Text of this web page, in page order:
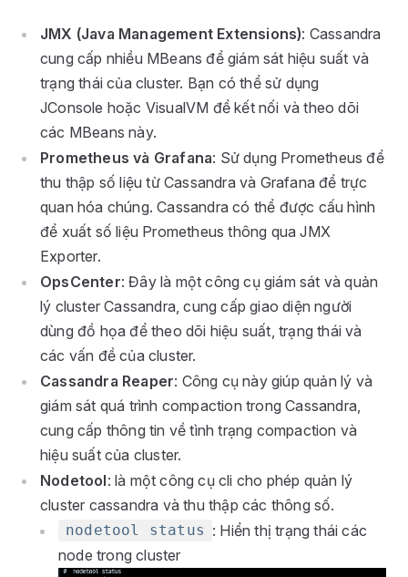
JMX (Java Management Extensions): Cassandra
cung cấp nhiều MBeans để giám sát hiệu suất và
trạng thái của cluster. Bạn có thể sử dụng
JConsole hoặc VisualVM để kết nối và theo dõi
các MBeans này.
Prometheus và Grafana: Sử dụng Prometheus để
thu thập số liệu từ Cassandra và Grafana để trực
quan hóa chúng. Cassandra có thể được cấu hình
để xuất số liệu Prometheus thông qua JMX
Exporter.
OpsCenter: Đây là một công cụ giám sát và quản
lý cluster Cassandra, cung cấp giao diện người
dùng đồ họa để theo dõi hiệu suất, trạng thái và
các vấn đề của cluster.
Cassandra Reaper: Công cụ này giúp quản lý và
giám sát quá trình compaction trong Cassandra,
cung cấp thông tin về tình trạng compaction và
hiệu suất của cluster.
Nodetool: là một công cụ cli cho phép quản lý
cluster cassandra và thu thập các thông số.
nodetool status : Hiển thị trạng thái các
node trong cluster